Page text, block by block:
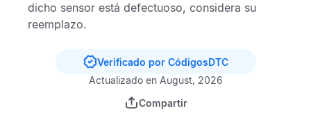
dicho sensor está defectuoso, considera su
reemplazo.
Verificado por CódigosDTC
Actualizado en August, 2026
Compartir